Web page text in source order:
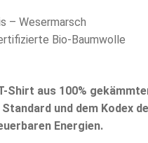
– Wesermarsch
Bio-Baumwolle
aus 100%
und dem Kodex
Energien.